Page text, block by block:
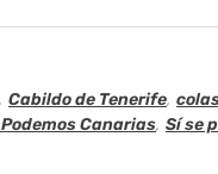
, Cabildo de Tenerife,
Canarias, Sí se